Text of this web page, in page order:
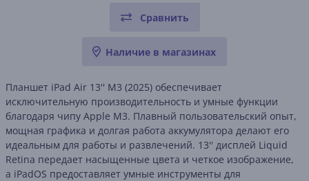
Сравнить
Наличие в магазинах
Планшет iPad Air 13'' M3 (2025) обеспечивает
исключительную производительность и умные функции
благодаря чипу Apple M3. Плавный пользовательский опыт,
мощная графика и долгая работа аккумулятора делают его
идеальным для работы и развлечений. 13'' дисплей Liquid
Retina передает насыщенные цвета и четкое изображение,
а iPadOS предоставляет умные инструменты для